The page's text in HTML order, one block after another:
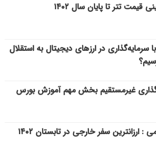
قیمت تتر تا پایان سال ۱۴۰۲
سرمایه‌گذاری در ارزهای دیجیتال به استقلال
غیرمستقیم بخش مهم آموزش بورس
: ارزانترین سفر خارجی در تابستان ۱۴۰۲